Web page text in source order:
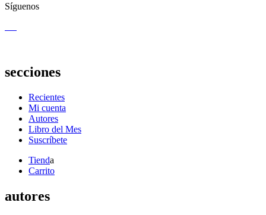
Síguenos
secciones
Recientes
Mi cuenta
Autores
Libro del Mes
Suscríbete
Tienda
Carrito
autores